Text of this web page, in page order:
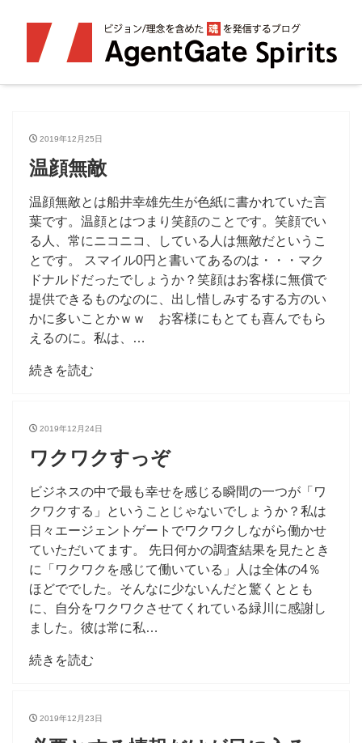
2019年12月25日
温顔無敵
温顔無敵とは船井幸雄先生が色紙に書かれていた言
葉です。温顔とはつまり笑顔のことです。笑顔でい
る人、常にニコニコ、している人は無敵だというこ
とです。 スマイル0円と書いてあるのは・・・マク
ドナルドだったでしょうか？笑顔はお客様に無償で
提供できるものなのに、出し惜しみするする方のい
かに多いことかｗｗ お客様にもとても喜んでもら
えるのに。私は、…
続きを読む
2019年12月24日
ワクワクすっぞ
ビジネスの中で最も幸せを感じる瞬間の一つが「ワ
クワクする」ということじゃないでしょうか？私は
日々エージェントゲートでワクワクしながら働かせ
ていただいてます。 先日何かの調査結果を見たとき
に「ワクワクを感じて働いている」人は全体の4％
ほどででした。そんなに少ないんだと驚くととも
に、自分をワクワクさせてくれている緑川に感謝し
ました。彼は常に私…
続きを読む
2019年12月23日